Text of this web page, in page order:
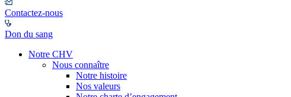
Contactez-nous
Don du sang
Notre CHV
Nous connaître
Notre histoire
Nos valeurs